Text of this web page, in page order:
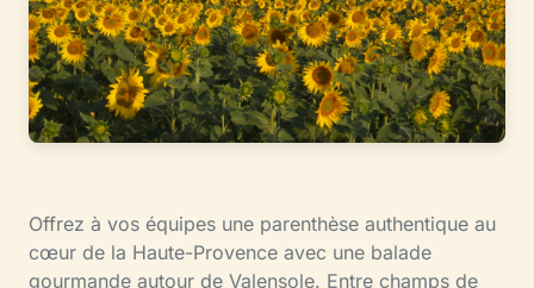
Offrez à vos équipes une parenthèse authentique au
cœur de la Haute-Provence avec une balade
gourmande autour de Valensole. Entre champs de